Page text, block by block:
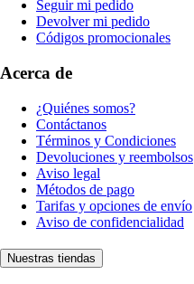
Seguir mi pedido
Devolver mi pedido
Códigos promocionales
Acerca de
¿Quiénes somos?
Contáctanos
Términos y Condiciones
Devoluciones y reembolsos
Aviso legal
Métodos de pago
Tarifas y opciones de envío
Aviso de confidencialidad
Nuestras tiendas